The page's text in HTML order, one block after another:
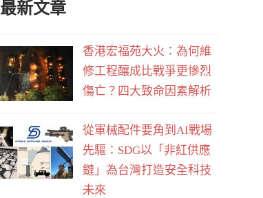
e
o
o
k
d
最新文章
香港宏福苑大火：為何維
修工程釀成比戰爭更慘烈
傷亡？四大致命因素解析
從軍械配件要角到AI戰場
先驅：SDG以「非紅供應
鏈」為台灣打造安全科技
未來